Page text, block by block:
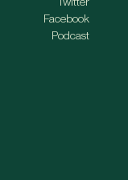
Facebook
Podcast